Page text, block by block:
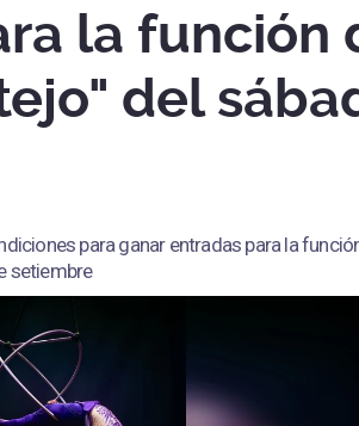
la función
del
para ganar entradas para la
setiembre